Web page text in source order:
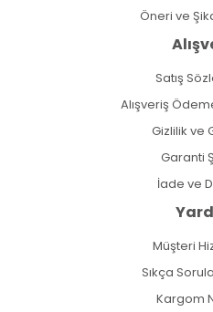
Öneri ve
Satış
Alışveriş
Gizlilik ve
Garanti
İade ve
Müşteri
Sıkça
Kargom